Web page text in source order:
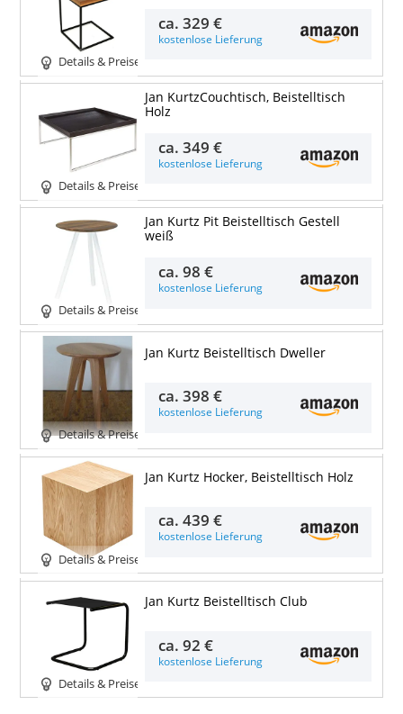
Details & Preise
ca.329 €
kostenlose Lieferung
Details & Preise
Jan KurtzCouchtisch, Beistelltisch
Holz
ca.349 €
kostenlose Lieferung
Details & Preise
Jan Kurtz Pit Beistelltisch Gestell
weiß
ca.98 €
kostenlose Lieferung
Details & Preise
Jan Kurtz Beistelltisch Dweller
ca.398 €
kostenlose Lieferung
Details & Preise
Jan Kurtz Hocker, Beistelltisch Holz
ca.439 €
kostenlose Lieferung
Details & Preise
Jan Kurtz Beistelltisch Club
ca.92 €
kostenlose Lieferung